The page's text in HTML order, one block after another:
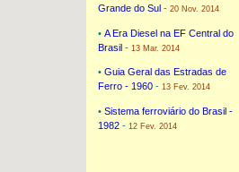
Grande do Sul - 20 Nov. 2014
• A Era Diesel na EF Central do
Brasil - 13 Mar. 2014
• Guia Geral das Estradas de
Ferro - 1960 - 13 Fev. 2014
• Sistema ferroviário do Brasil -
1982 - 12 Fev. 2014